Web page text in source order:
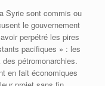
Syrie sont commis ou
le gouvernement
perpétré les pires
pacifiques » : les
pétromonarchies.
en fait économiques